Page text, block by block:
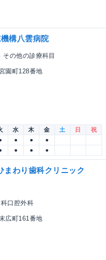
構八雲病院
の他の診療科目
園町128番地
水 木 金 土 日
祝
● ●
●
● ● ●
まわり歯科クリニック
口腔外科
広町161番地